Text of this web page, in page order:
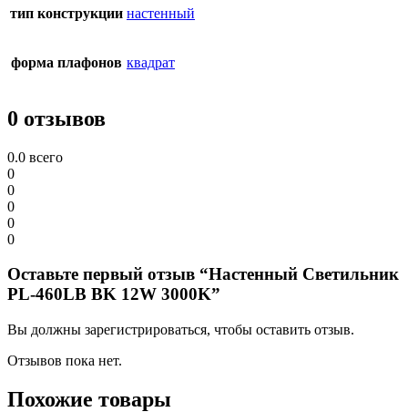
тип конструкции настенный
форма плафонов квадрат
0 отзывов
0.0 всего
0
0
0
0
0
Оставьте первый отзыв “Настенный Светильник
PL-460LB BK 12W 3000K”
Вы должны зарегистрироваться, чтобы оставить отзыв.
Отзывов пока нет.
Похожие товары